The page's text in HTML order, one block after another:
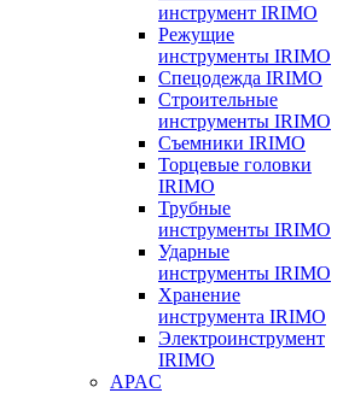
инструмент IRIMO
Режущие
инструменты IRIMO
Спецодежда IRIMO
Строительные
инструменты IRIMO
Съемники IRIMO
Торцевые головки
IRIMO
Трубные
инструменты IRIMO
Ударные
инструменты IRIMO
Хранение
инструмента IRIMO
Электроинструмент
IRIMO
APAC